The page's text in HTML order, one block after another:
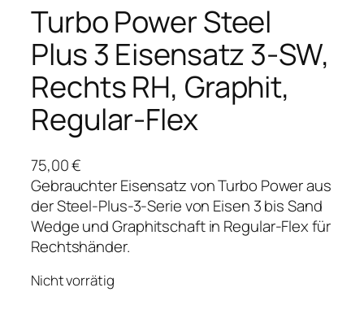
Turbo Power Steel
Plus 3 Eisensatz 3-SW,
Rechts RH, Graphit,
Regular-Flex
75,00€
Gebrauchter Eisensatz von Turbo Power aus
der Steel-Plus-3-Serie von Eisen 3 bis Sand
Wedge und Graphitschaft in Regular-Flex für
Rechtshänder.
Nicht vorrätig